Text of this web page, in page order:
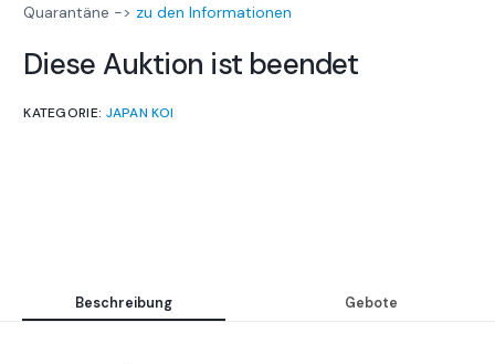
Quarantäne -> zu den Informationen
Diese Auktion ist beendet
KATEGORIE: JAPAN KOI
Beschreibung Gebote